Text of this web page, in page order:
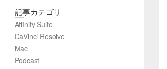
記事カテゴリ
Affinity Suite
DaVinci Resolve
Mac
Podcast